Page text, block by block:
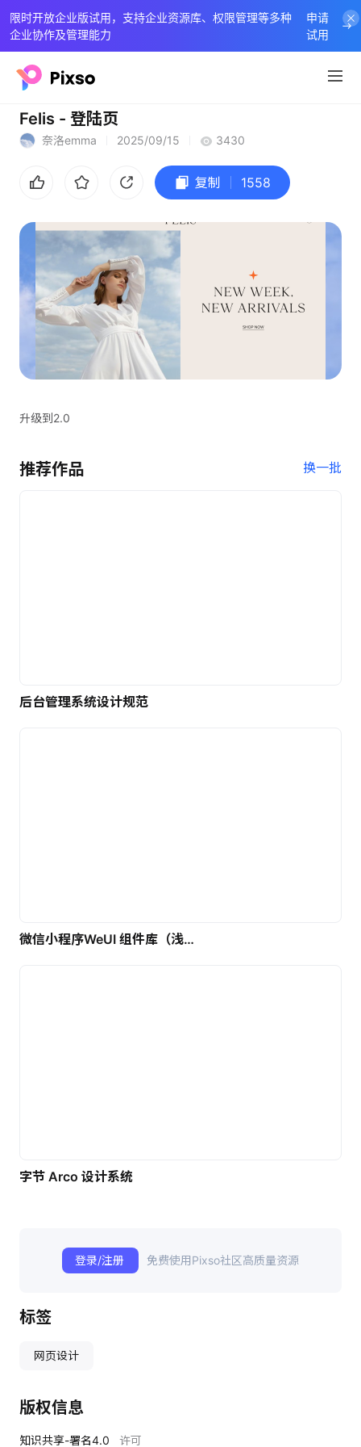
限时开放企业版试用，支持企业资源库、权限管理等多种
企业协作及管理能力
申请
试用
Felis - 登陆页
奈洛emma 2025/09/15 3430
复制 1558
升级到2.0
推荐作品 换一批
后台管理系统设计规范
微信小程序WeUI 组件库（浅色）| 免费UI设计素材
字节 Arco 设计系统
登录/注册 免费使用Pixso社区高质量资源
标签
网页设计
版权信息
知识共享-署名4.0 许可